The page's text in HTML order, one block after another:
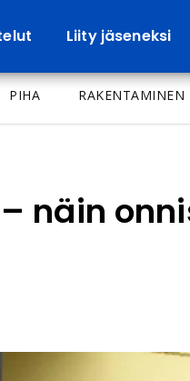
Liity jäseneksi
PIHA RAKENTAMINEN
näin